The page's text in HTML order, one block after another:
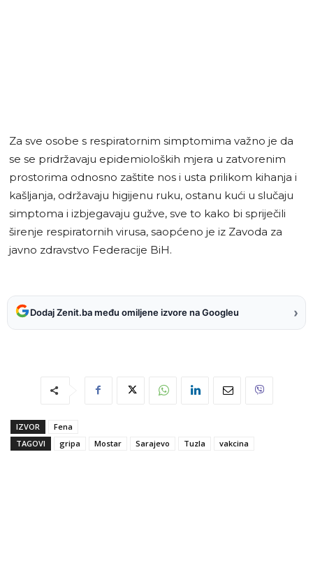
Za sve osobe s respiratornim simptomima važno je da
se se pridržavaju epidemioloških mjera u zatvorenim
prostorima odnosno zaštite nos i usta prilikom kihanja i
kašljanja, održavaju higijenu ruku, ostanu kući u slučaju
simptoma i izbjegavaju gužve, sve to kako bi spriječili
širenje respiratornih virusa, saopćeno je iz Zavoda za
javno zdravstvo Federacije BiH.
Dodaj Zenit.ba među omiljene izvore na Googleu ›
IZVOR
Fena
TAGOVI
gripa Mostar Sarajevo Tuzla vakcina